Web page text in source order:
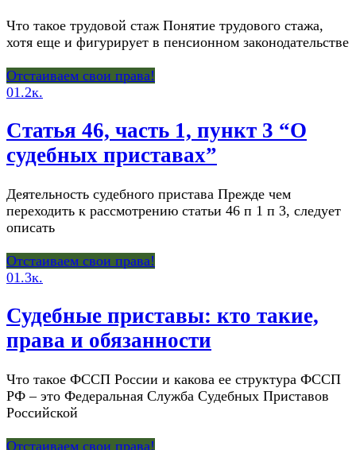
Что такое трудовой стаж Понятие трудового стажа,
хотя еще и фигурирует в пенсионном законодательстве
Отстаиваем свои права!
01.2к.
Статья 46, часть 1, пункт 3 “О
судебных приставах”
Деятельность судебного пристава Прежде чем
переходить к рассмотрению статьи 46 п 1 п 3, следует
описать
Отстаиваем свои права!
01.3к.
Судебные приставы: кто такие,
права и обязанности
Что такое ФССП России и какова ее структура ФССП
РФ – это Федеральная Служба Судебных Приставов
Российской
Отстаиваем свои права!